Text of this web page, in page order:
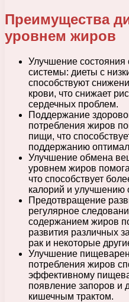
Преимущества
уровнем жиров
Улучшение состояния
системы: диеты с
способствуют
крови, что снижает
сердечных проблем.
Поддержание
потребления жиров
пищи, что
поддержанию
Улучшение обмена
уровнем жиров
что способствует
калорий и улучшению
Предотвращение
регулярное
содержанием жиров
развития различных
рак и некоторые
Улучшение
потребления жиров
эффективному
появление запоров и
кишечным трактом.